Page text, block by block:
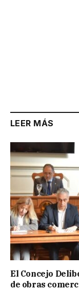
LEER MÁS
El Concejo
de obras